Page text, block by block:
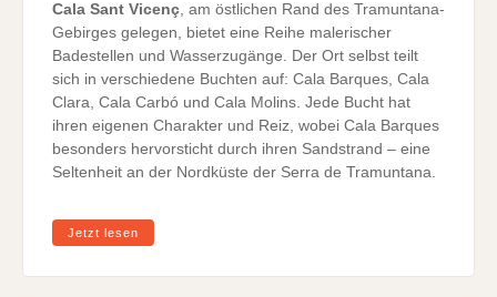
Cala Sant Vicenç, am östlichen Rand des Tramuntana-
Gebirges gelegen, bietet eine Reihe malerischer
Badestellen und Wasserzugänge. Der Ort selbst teilt
sich in verschiedene Buchten auf: Cala Barques, Cala
Clara, Cala Carbó und Cala Molins. Jede Bucht hat
ihren eigenen Charakter und Reiz, wobei Cala Barques
besonders hervorsticht durch ihren Sandstrand – eine
Seltenheit an der Nordküste der Serra de Tramuntana.
Jetzt lesen